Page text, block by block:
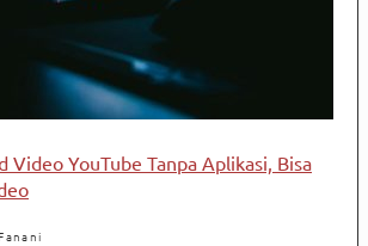
Video YouTube Tanpa Aplikasi, Bisa